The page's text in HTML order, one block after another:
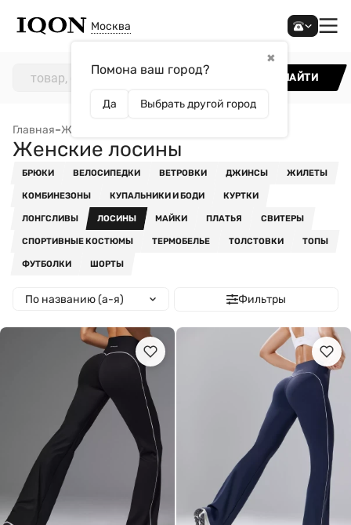
Москва
✖
Помона ваш город?
Да Выбрать другой город
НАЙТИ
Главная–Женщинам
Женские лосины
БРЮКИ ВЕЛОСИПЕДКИ ВЕТРОВКИ ДЖИНСЫ ЖИЛЕТЫ
КОМБИНЕЗОНЫ КУПАЛЬНИКИ И БОДИ КУРТКИ
ЛОНГСЛИВЫ ЛОСИНЫ МАЙКИ ПЛАТЬЯ СВИТЕРЫ
СПОРТИВНЫЕ КОСТЮМЫ ТЕРМОБЕЛЬЕ ТОЛСТОВКИ ТОПЫ
ФУТБОЛКИ ШОРТЫ
По названию (а-я) Фильтры